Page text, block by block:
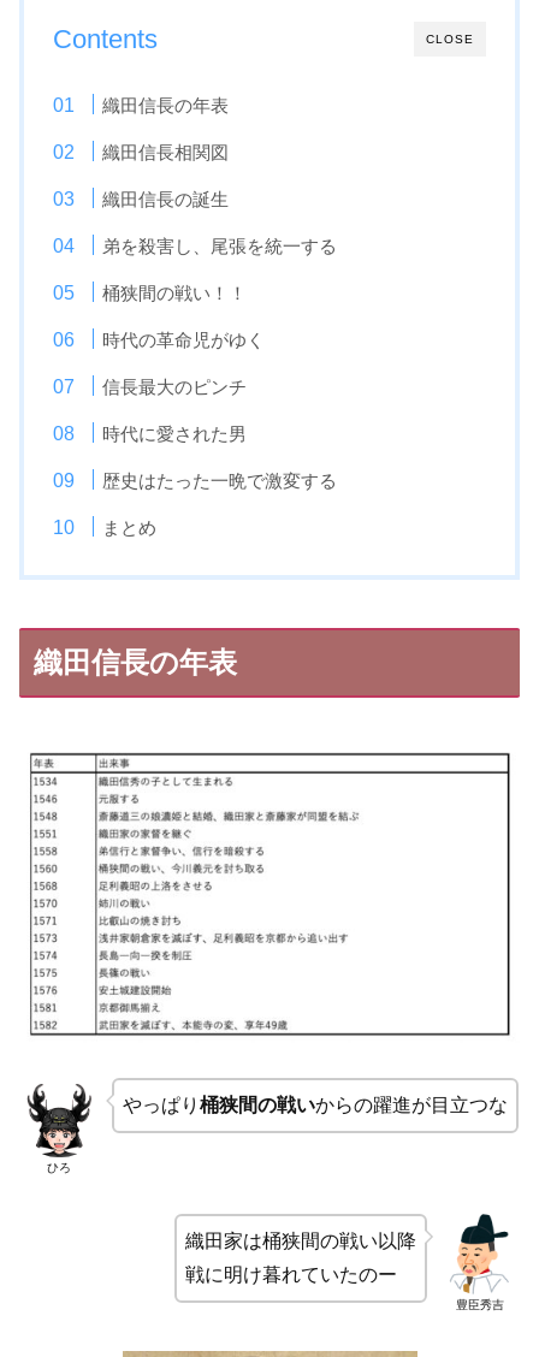
CLOSE
Contents
織田信長の年表
織田信長相関図
織田信長の誕生
弟を殺害し、尾張を統一する
桶狭間の戦い！！
時代の革命児がゆく
信長最大のピンチ
時代に愛された男
歴史はたった一晩で激変する
まとめ
織田信長の年表
ひろ
やっぱり 桶狭間の戦いからの躍進が目立つな
豊臣秀吉
織田家は桶狭間の戦い以降
戦に明け暮れていたのー